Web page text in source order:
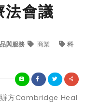
法會議
與服務 商業 科
方Cambridge Heal